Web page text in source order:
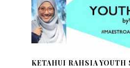
KETAHUI RAHSIA YOUTH